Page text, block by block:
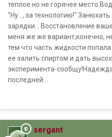
теплое но не горячее
"Ну..., за технологию!"
зарядки... Восстановление
меня же же вариант,конечно,
тем что часть жидкости
ее залить спиртом и дать
эксперимента-
последней...
sergant